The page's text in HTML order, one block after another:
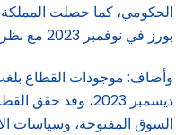
بورز في نوفمبر 2023 مع نظرة مستقبلية مستقرة.
ديسمبر 2023، وقد
السوق المفتوحة، وسياسات